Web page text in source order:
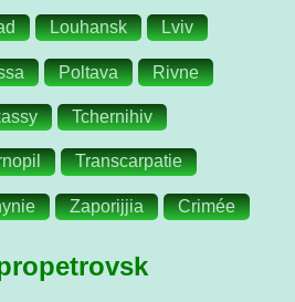
Louhansk Lviv
Poltava Rivne
Tchernihiv
Transcarpatie
Zaporijjia Crimée